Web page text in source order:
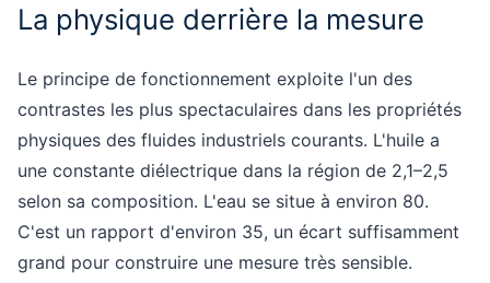
La physique derrière la mesure
Le principe de fonctionnement exploite l'un des
contrastes les plus spectaculaires dans les propriétés
physiques des fluides industriels courants. L'huile a
une constante diélectrique dans la région de 2,1–2,5
selon sa composition. L'eau se situe à environ 80.
C'est un rapport d'environ 35, un écart suffisamment
grand pour construire une mesure très sensible.